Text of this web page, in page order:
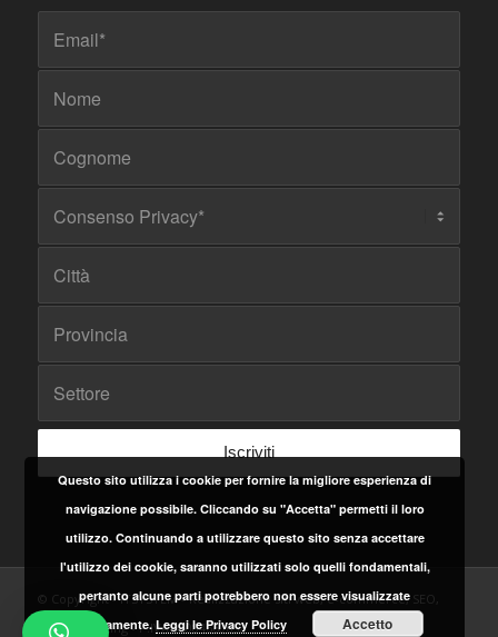
© Copyright - ITSYSTEM - Realizzazione siti web, e-commerce, SEO,
Web Marketing - P.IVA 05084660652
Questo sito utilizza i cookie per fornire la migliore esperienza di
navigazione possibile. Cliccando su "Accetta" permetti il loro
utilizzo. Continuando a utilizzare questo sito senza accettare
l'utilizzo dei cookie, saranno utilizzati solo quelli fondamentali,
pertanto alcune parti potrebbero non essere visualizzate
correttamente.Leggi le Privacy Policy Accetto